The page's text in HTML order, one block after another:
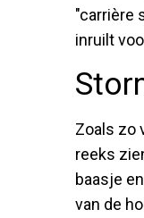
"carrière
inruilt
Zoals zo
reeks
baasje
van de